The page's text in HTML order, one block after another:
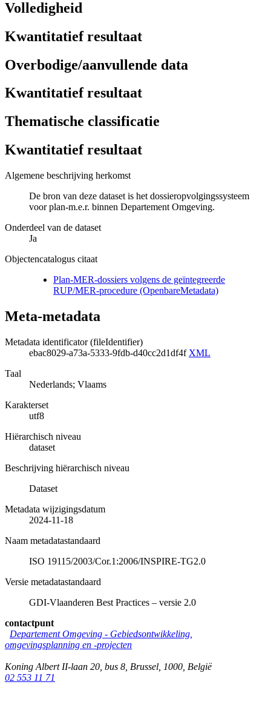
Volledigheid
Kwantitatief resultaat
Overbodige/aanvullende data
Kwantitatief resultaat
Thematische classificatie
Kwantitatief resultaat
Algemene beschrijving herkomst
De bron van deze dataset is het dossieropvolgingssysteem
voor plan-m.e.r. binnen Departement Omgeving.
Onderdeel van de dataset
Ja
Objectencatalogus citaat
Plan-MER-dossiers volgens de geïntegreerde
RUP/MER-procedure (OpenbareMetadata)
Meta-metadata
Metadata identificator (fileIdentifier)
ebac8029-a73a-5333-9fdb-d40cc2d1df4f XML
Taal
Nederlands; Vlaams
Karakterset
utf8
Hiërarchisch niveau
dataset
Beschrijving hiërarchisch niveau
Dataset
Metadata wijzigingsdatum
2024-11-18
Naam metadatastandaard
ISO 19115/2003/Cor.1:2006/INSPIRE-TG2.0
Versie metadatastandaard
GDI-Vlaanderen Best Practices – versie 2.0
contactpunt
Departement Omgeving - Gebiedsontwikkeling,
omgevingsplanning en -projecten
Koning Albert II-laan 20, bus 8 Brussel 1000 België
02 553 11 71